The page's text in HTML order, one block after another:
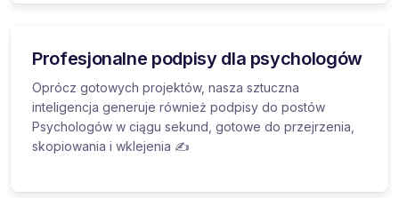
Profesjonalne podpisy dla psychologów
Oprócz gotowych projektów, nasza sztuczna
inteligencja generuje również podpisy do postów
Psychologów w ciągu sekund, gotowe do przejrzenia,
skopiowania i wklejenia ✍️